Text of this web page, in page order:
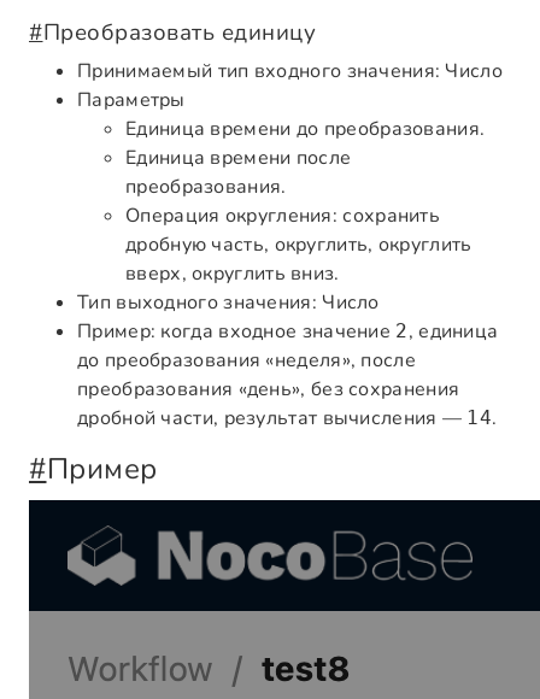
#Преобразовать единицу
Принимаемый тип входного значения: Число
Параметры
Единица времени до преобразования.
Единица времени после
преобразования.
Операция округления: сохранить
дробную часть, округлить, округлить
вверх, округлить вниз.
Тип выходного значения: Число
Пример: когда входное значение 2, единица
до преобразования «неделя», после
преобразования «день», без сохранения
дробной части, результат вычисления — 14.
#Пример